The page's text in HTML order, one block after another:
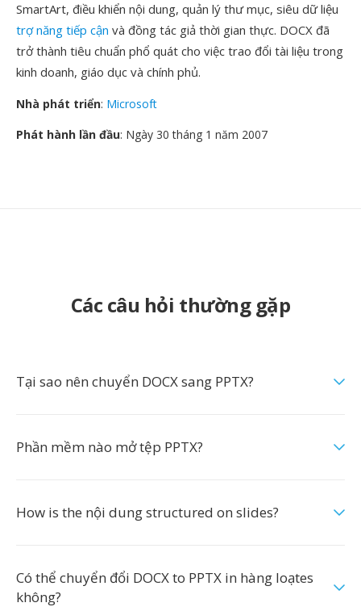
SmartArt, điều khiển nội dung, quản lý thư mục, siêu dữ liệu
trợ năng tiếp cận và đồng tác giả thời gian thực. DOCX đã
trở thành tiêu chuẩn phổ quát cho việc trao đổi tài liệu trong
kinh doanh, giáo dục và chính phủ.
Nhà phát triển: Microsoft
Phát hành lần đầu: Ngày 30 tháng 1 năm 2007
Các câu hỏi thường gặp
Tại sao nên chuyển DOCX sang PPTX?
Phần mềm nào mở tệp PPTX?
How is the nội dung structured on slides?
Có thể chuyển đổi DOCX to PPTX in hàng loạtes
không?